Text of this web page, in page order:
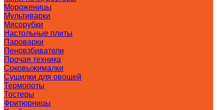
Мороженицы
Мультиварки
Мясорубки
Настольные плиты
Пароварки
Пеновзбиватели
Прочая техника
Соковыжималки
Сушилки для овощей
Термопоты
Тостеры
Фритюрницы